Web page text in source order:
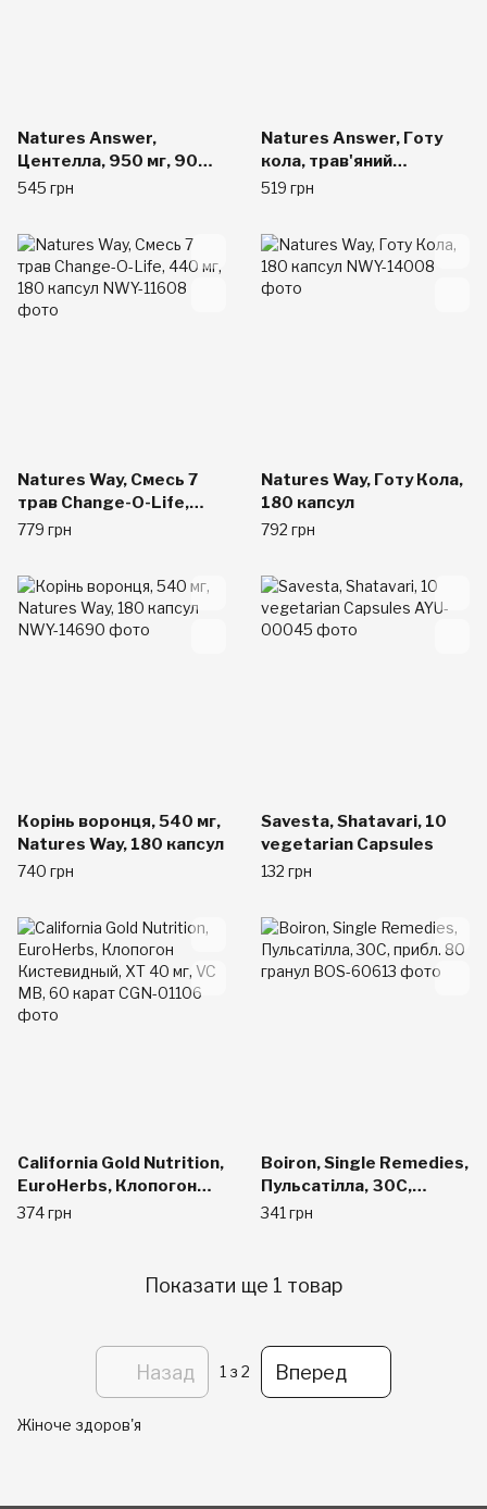
Natures Answer,
Центелла, 950 мг, 90
капсул на рослинній
545 грн
Natures Answer, Готу
кола, трав'яний
екстракт, 300 мг, 60
519 грн
Natures Way, Смесь 7
трав Change-O-Life,
440 мг, 180 капсул
779 грн
Natures Way, Готу Кола,
180 капсул
792 грн
Корінь воронця, 540 мг,
Natures Way, 180 капсул
740 грн
Savesta, Shatavari, 10
vegetarian Capsules
132 грн
California Gold Nutrition,
EuroHerbs, Клопогон
Кистевидный, XT 40 мг,
374 грн
Boiron, Single Remedies,
Пульсатілла, 30C,
прибл. 80 гранул
341 грн
Показати ще 1 товар
Назад 1 з 2 Вперед
Жіноче здоров'я